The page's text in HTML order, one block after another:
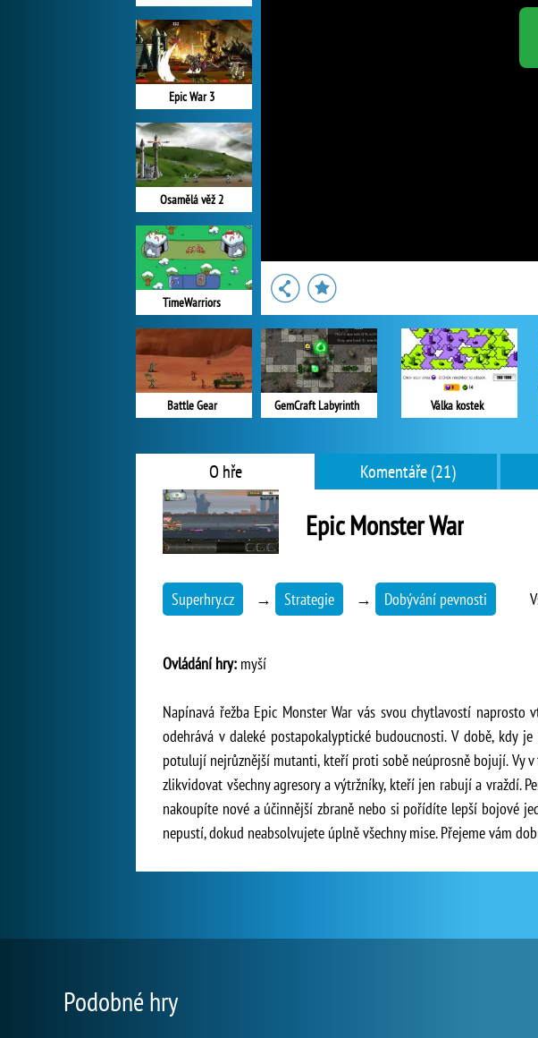
Epic War 3
Osamělá věž 2
TimeWarriors
Battle Gear GemCraft Labyrinth Válka kostek
O hře Komentáře (21)
Epic Monster War
Superhry.cz → Strategie → Dobývání pevnosti
Ovládání hry: myší
Napínavá řežba Epic Monster War vás svou chytlavostí
odehrává v daleké postapokalyptické budoucnosti. V době, kdy
potulují nejrůznější mutanti, kteří proti sobě neúprosně bojují. Vy
zlikvidovat všechny agresory a výtržníky, kteří jen rabují a vraždí.
nakoupíte nové a účinnější zbraně nebo si pořídíte lepší bojové
nepustí, dokud neabsolvujete úplně všechny mise. Přejeme vám
Podobné hry